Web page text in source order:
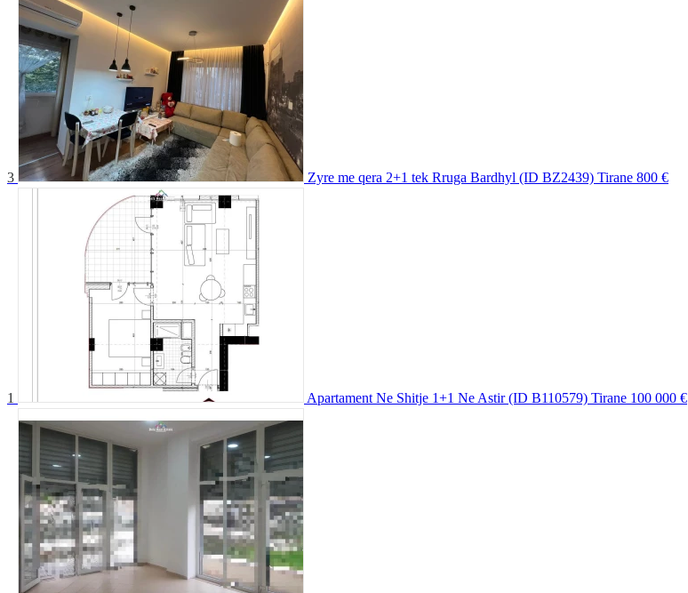
3 Zyre me qera 2+1 tek Rruga Bardhyl (ID BZ2439) Tirane 800 €
1 Apartament Ne Shitje 1+1 Ne Astir (ID B110579) Tirane 100 000 €